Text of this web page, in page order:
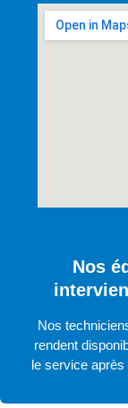
Nos
Nos
rendent
le service